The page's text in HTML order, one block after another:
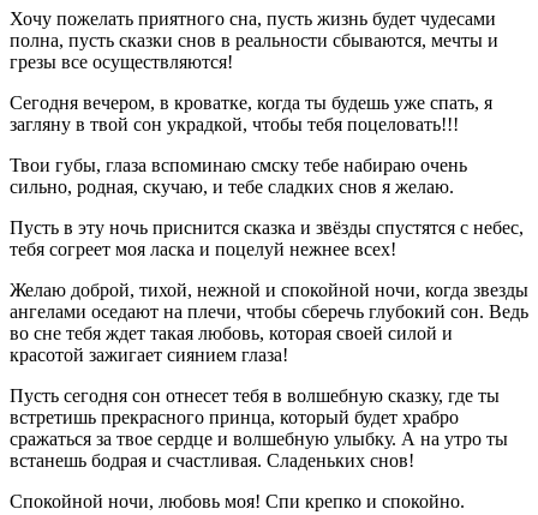
Хочу пожелать приятного сна, пусть жизнь будет чудесами
полна, пусть сказки снов в реальности сбываются, мечты и
грезы все осуществляются!
Сегодня вечером, в кроватке, когда ты будешь уже спать, я
загляну в твой сон украдкой, чтобы тебя поцеловать!!!
Твои губы, глаза вспоминаю смску тебе набираю очень
сильно, родная, скучаю, и тебе сладких снов я желаю.
Пусть в эту ночь приснится сказка и звёзды спустятся с небес,
тебя согреет моя ласка и поцелуй нежнее всех!
Желаю доброй, тихой, нежной и спокойной ночи, когда звезды
ангелами оседают на плечи, чтобы сберечь глубокий сон. Ведь
во сне тебя ждет такая любовь, которая своей силой и
красотой зажигает сиянием глаза!
Пусть сегодня сон отнесет тебя в волшебную сказку, где ты
встретишь прекрасного принца, который будет храбро
сражаться за твое сердце и волшебную улыбку. А на утро ты
встанешь бодрая и счастливая. Сладеньких снов!
Спокойной ночи, любовь моя! Спи крепко и спокойно.